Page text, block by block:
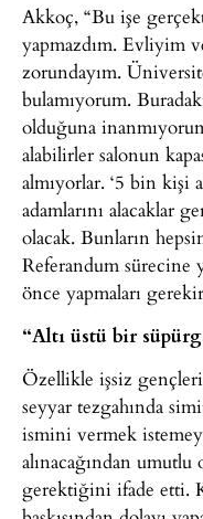
Akkoç, “Bu işe
yapmazdım. Evliyim
zorundayım.
bulamıyorum.
olduğuna
alabilirler salonun
almıyorlar. ‘5 bin kişi
adamlarını alacaklar
olacak. Bunların
Referandum sürecine
önce yapmaları
“Altı üstü bir
Özellikle işsiz
seyyar tezgahında
ismini vermek
alınacağından
gerektiğini ifade etti.